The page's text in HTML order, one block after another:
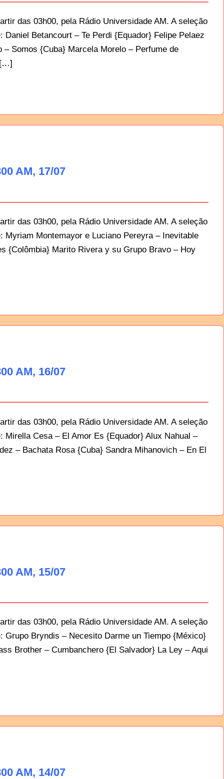
das 03h00, pela Rádio Universidade AM. A seleção
Betancourt – Te Perdi {Equador} Felipe Pelaez
Somos {Cuba} Marcela Morelo – Perfume de
[…]
AM, 17/07
das 03h00, pela Rádio Universidade AM. A seleção
Montemayor e Luciano Pereyra – Inevitable
{Colômbia} Marito Rivera y su Grupo Bravo – Hoy
AM, 16/07
das 03h00, pela Rádio Universidade AM. A seleção
Cesa – El Amor Es {Equador} Alux Nahual –
– Bachata Rosa {Cuba} Sandra Mihanovich – En El
AM, 15/07
das 03h00, pela Rádio Universidade AM. A seleção
Bryndis – Necesito Darme un Tiempo {México}
Brother – Cumbanchero {El Salvador} La Ley – Aqui
AM, 14/07